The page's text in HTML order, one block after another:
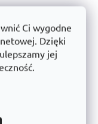
Ci wygodne
Dzięki
jej